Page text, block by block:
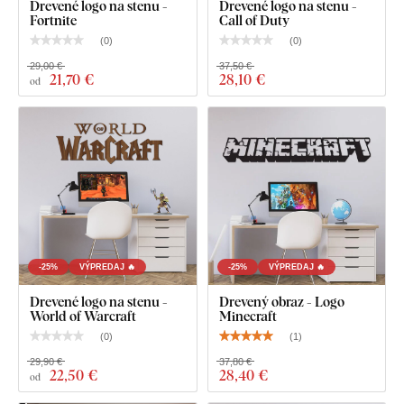
Kvalita z dreva, ktorá vydrží roky
HDF dosky - drevovláknitá doska s vysokou hustotou,
ktorá vzniká zlisovaním drevených vlákien a živice pod
hladkým povrchom. Vďaka pevnosti dokážeme vyrezávať aj
jemné, tenké detaily
Drevené logo na stenu -
Fortnite
(0)
od 21,70 €
29,00 €
Drevené logo na stenu -
Call of Duty
(0)
28,10 €
37,50 €
-25% VÝPREDAJ 🔥
Drevené logo na stenu -
World of Warcraft
(0)
od 22,50 €
29,90 €
-25% VÝPREDAJ 🔥
Drevený obraz - Logo
Minecraft
(1)
28,40 €
37,80 €